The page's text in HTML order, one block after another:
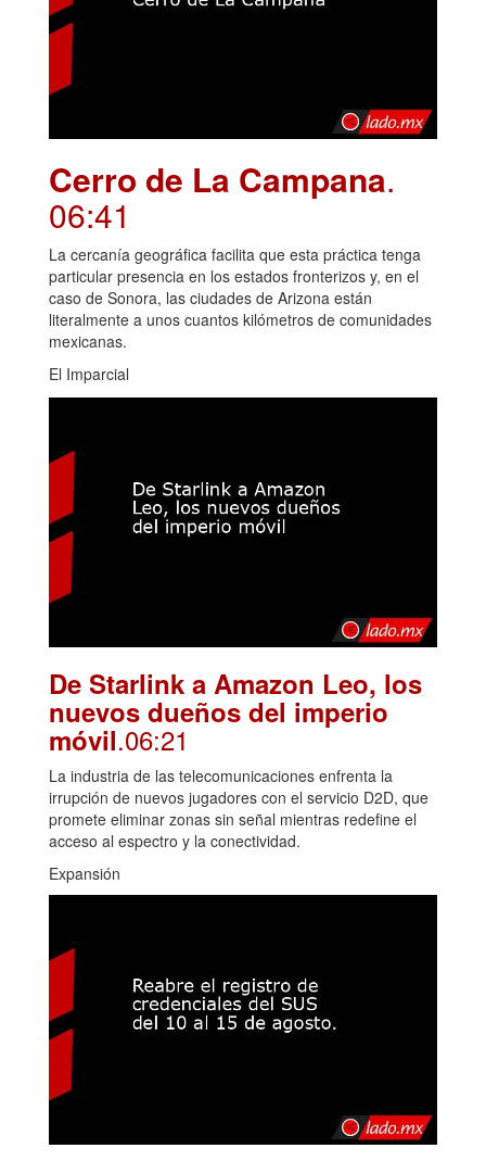
Cerro de La Campana.
06:41
La cercanía geográfica facilita que esta práctica tenga
particular presencia en los estados fronterizos y, en el
caso de Sonora, las ciudades de Arizona están
literalmente a unos cuantos kilómetros de comunidades
mexicanas.
El Imparcial
De Starlink a Amazon Leo, los
nuevos dueños del imperio
móvil.06:21
La industria de las telecomunicaciones enfrenta la
irrupción de nuevos jugadores con el servicio D2D, que
promete eliminar zonas sin señal mientras redefine el
acceso al espectro y la conectividad.
Expansión